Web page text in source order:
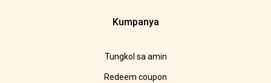
Kumpanya
Tungkol sa amin
Redeem coupon